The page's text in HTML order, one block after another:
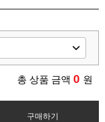
총 상품 금액 0 원
구매하기